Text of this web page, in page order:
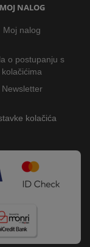
MOJ NALOG
Moj nalog
o postupanju s
kolačićima
Newsletter
kolačića